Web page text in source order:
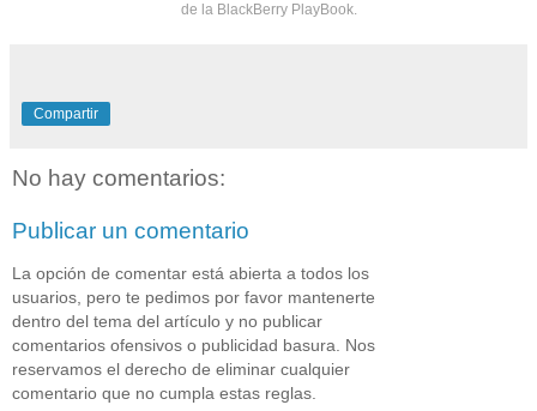
de la BlackBerry PlayBook.
Compartir
No hay comentarios:
Publicar un comentario
La opción de comentar está abierta a todos los
usuarios, pero te pedimos por favor mantenerte
dentro del tema del artículo y no publicar
comentarios ofensivos o publicidad basura. Nos
reservamos el derecho de eliminar cualquier
comentario que no cumpla estas reglas.